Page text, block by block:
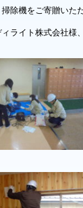
除機をご寄贈いた
ライト株式会社様